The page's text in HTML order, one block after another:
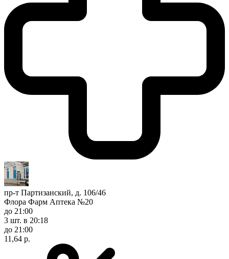
пр-т Партизанский, д. 106/46
Флора Фарм Аптека №20
до 21:00
3 шт. в 20:18
до 21:00
11,64 р.